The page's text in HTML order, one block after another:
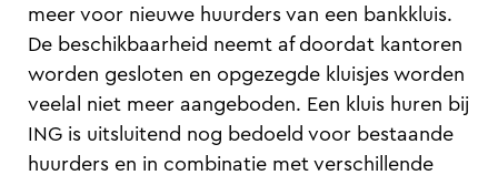
meer voor nieuwe huurders van een bankkluis.
De beschikbaarheid neemt af doordat kantoren
worden gesloten en opgezegde kluisjes worden
veelal niet meer aangeboden. Een kluis huren bij
ING is uitsluitend nog bedoeld voor bestaande
huurders en in combinatie met verschillende